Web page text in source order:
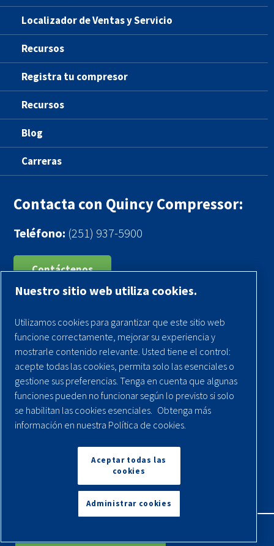
Localizador de Ventas y Servicio
Recursos
Registra tu compresor
Recursos
Blog
Carreras
Contacta con Quincy Compressor:
Teléfono: (251) 937-5900
Contáctenos
Aviso legal
Garantías
Política de privacidad
Términos y Condiciones
Mapa del sitio
© 2026 Quincy Compressor. Todos los derechos
Volver arriba
Nuestro sitio web utiliza cookies.
Utilizamos cookies para garantizar que este sitio web
funcione correctamente, mejorar su experiencia y
mostrarle contenido relevante. Usted tiene el control:
acepte todas las cookies, permita solo las esenciales o
gestione sus preferencias. Tenga en cuenta que algunas
funciones pueden no funcionar según lo previsto si solo
se habilitan las cookies esenciales. Obtenga más
información en nuestra Política de cookies.
Aceptar todas las
cookies
Administrar cookies